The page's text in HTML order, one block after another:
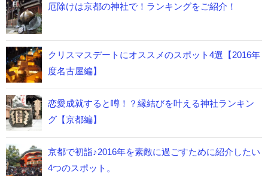
厄除けは京都の神社で！ランキングをご紹介！
クリスマスデートにオススメのスポット4選【2016年
度名古屋編】
恋愛成就すると噂！？縁結びを叶える神社ランキン
グ【京都編】
京都で初詣♪2016年を素敵に過ごすために紹介したい
4つのスポット。